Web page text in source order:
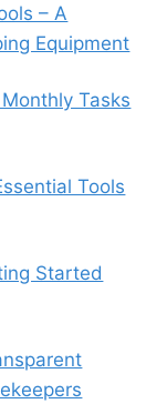
– A
Equipment
Tasks
Tools
Started